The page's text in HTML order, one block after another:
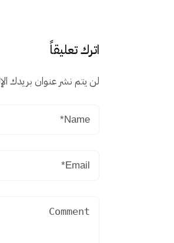
اترك تعليقاً
لن يتم نشر عنوان بريدك